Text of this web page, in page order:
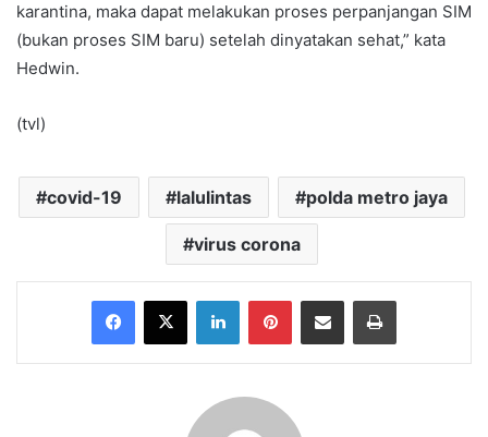
karantina, maka dapat melakukan proses perpanjangan SIM
(bukan proses SIM baru) setelah dinyatakan sehat,” kata
Hedwin.
(tvl)
covid-19 lalulintas polda metro jaya
virus corona
Facebook
X LinkedInPinterestShare via Email Print